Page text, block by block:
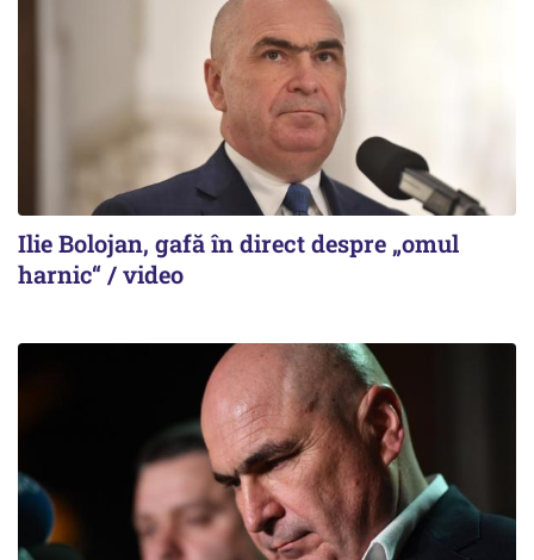
Ilie Bolojan, gafă în direct despre „omul
harnic“ / video